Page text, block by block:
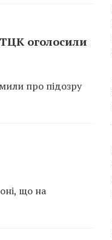
ТЦК оголосили
про підозру
що на